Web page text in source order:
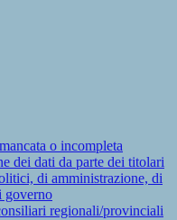
o incompleta
dei dati da parte dei titolari
di amministrazione, di
governo
regionali/provinciali